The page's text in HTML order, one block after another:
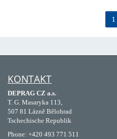
1
KONTAKT
DEPRAG CZ a.s.
T. G. Masaryka 113,
507 81 Lázně Bělohrad
Tschechische Republik
Phone: +420 493 771 511